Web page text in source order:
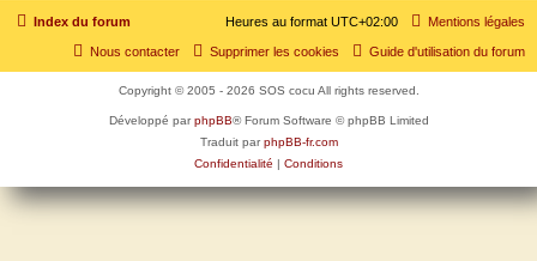
Index du forum Mentions légales
Heures au format UTC+02:00
Guide d'utilisation du forum
Supprimer les cookies
Nous contacter
Copyright © 2005 - 2026 SOS cocu All rights reserved.
Développé parphpBB® Forum Software © phpBB Limited
Traduit parphpBB-fr.com
Confidentialité | Conditions